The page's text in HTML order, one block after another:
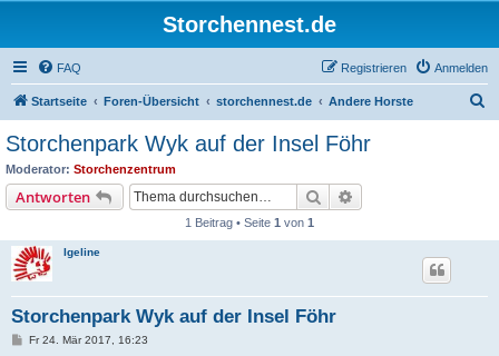
Storchennest.de
FAQ Anmelden
Registrieren
Startseite Foren-Übersicht storchennest.de Andere Horste
Storchenpark Wyk auf der Insel Föhr
Moderator: Storchenzentrum
Antworten Suche
1 Beitrag • Seite 1 von 1
Igeline
Storchenpark Wyk auf der Insel Föhr
BFr 24. Mär 2017, 16:23